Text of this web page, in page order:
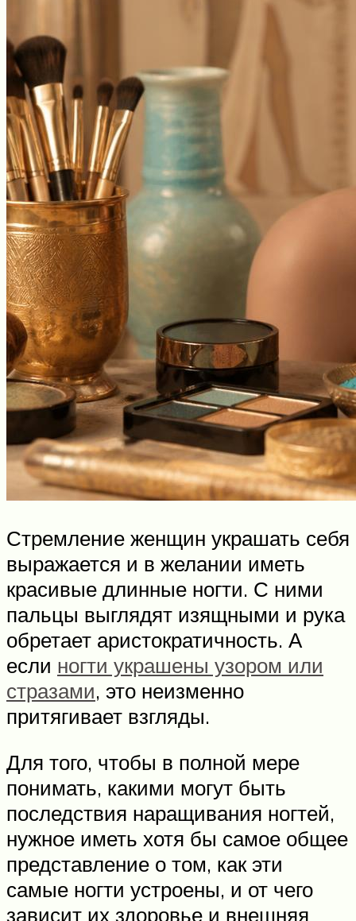
Стремление женщин украшать себя
выражается и в желании иметь
красивые длинные ногти. С ними
пальцы выглядят изящными и рука
обретает аристократичность. А
если ногти украшены узором или
стразами, это неизменно
притягивает взгляды.
Для того, чтобы в полной мере
понимать, какими могут быть
последствия наращивания ногтей,
нужное иметь хотя бы самое общее
представление о том, как эти
самые ногти устроены, и от чего
зависит их здоровье и внешняя